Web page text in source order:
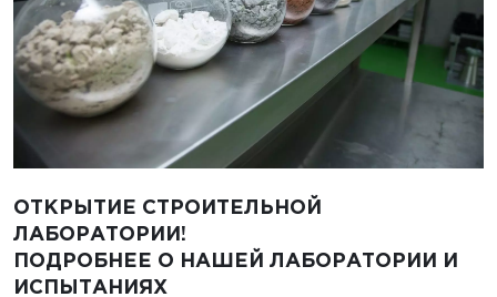
ОТКРЫТИЕ СТРОИТЕЛЬНОЙ
ЛАБОРАТОРИИ!
ПОДРОБНЕЕ О НАШЕЙ ЛАБОРАТОРИИ И
ИСПЫТАНИЯХ